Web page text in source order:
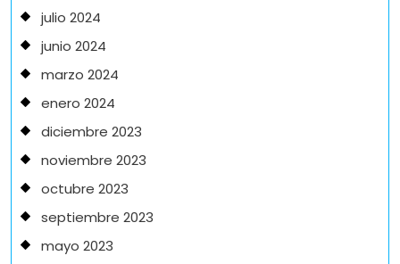
julio 2024
junio 2024
marzo 2024
enero 2024
diciembre 2023
noviembre 2023
octubre 2023
septiembre 2023
mayo 2023